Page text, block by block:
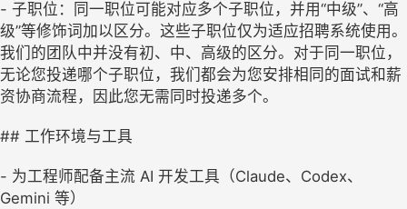
- 子职位：同一职位可能对应多个子职位，并用“中级”、“高
级”等修饰词加以区分。这些子职位仅为适应招聘系统使用。
我们的团队中并没有初、中、高级的区分。对于同一职位，
无论您投递哪个子职位，我们都会为您安排相同的面试和薪
资协商流程，因此您无需同时投递多个。
## 工作环境与工具
- 为工程师配备主流 AI 开发工具（Claude、Codex、
Gemini 等）